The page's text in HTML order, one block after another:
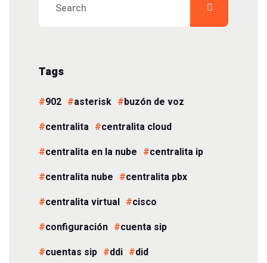
Tags
902 asterisk
buzón de voz
centralita
centralita cloud
centralita en la nube
centralita ip
centralita nube
centralita pbx
centralita virtual
cisco
configuración
cuenta sip
cuentas sip
ddi
did